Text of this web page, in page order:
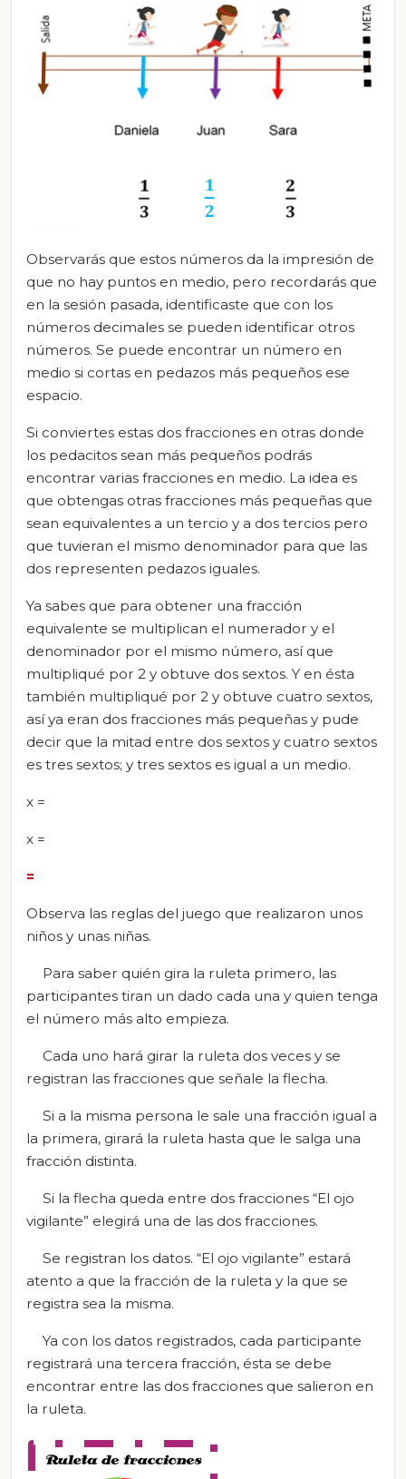
Observarás que estos números da la impresión de
que no hay puntos en medio, pero recordarás que
en la sesión pasada, identificaste que con los
números decimales se pueden identificar otros
números. Se puede encontrar un número en
medio si cortas en pedazos más pequeños ese
espacio.
Si conviertes estas dos fracciones en otras donde
los pedacitos sean más pequeños podrás
encontrar varias fracciones en medio. La idea es
que obtengas otras fracciones más pequeñas que
sean equivalentes a un tercio y a dos tercios pero
que tuvieran el mismo denominador para que las
dos representen pedazos iguales.
Ya sabes que para obtener una fracción
equivalente se multiplican el numerador y el
denominador por el mismo número, así que
multipliqué por 2 y obtuve dos sextos. Y en ésta
también multipliqué por 2 y obtuve cuatro sextos,
así ya eran dos fracciones más pequeñas y pude
decir que la mitad entre dos sextos y cuatro sextos
es tres sextos; y tres sextos es igual a un medio.
x =
x =
=
Observa las reglas del juego que realizaron unos
niños y unas niñas.
Para saber quién gira la ruleta primero, las
participantes tiran un dado cada una y quien tenga
el número más alto empieza.
Cada uno hará girar la ruleta dos veces y se
registran las fracciones que señale la flecha.
Si a la misma persona le sale una fracción igual a
la primera, girará la ruleta hasta que le salga una
fracción distinta.
Si la flecha queda entre dos fracciones “El ojo
vigilante” elegirá una de las dos fracciones.
Se registran los datos. “El ojo vigilante” estará
atento a que la fracción de la ruleta y la que se
registra sea la misma.
Ya con los datos registrados, cada participante
registrará una tercera fracción, ésta se debe
encontrar entre las dos fracciones que salieron en
la ruleta.